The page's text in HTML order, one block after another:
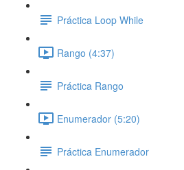
Práctica Loop While
Rango (4:37)
Práctica Rango
Enumerador (5:20)
Práctica Enumerador